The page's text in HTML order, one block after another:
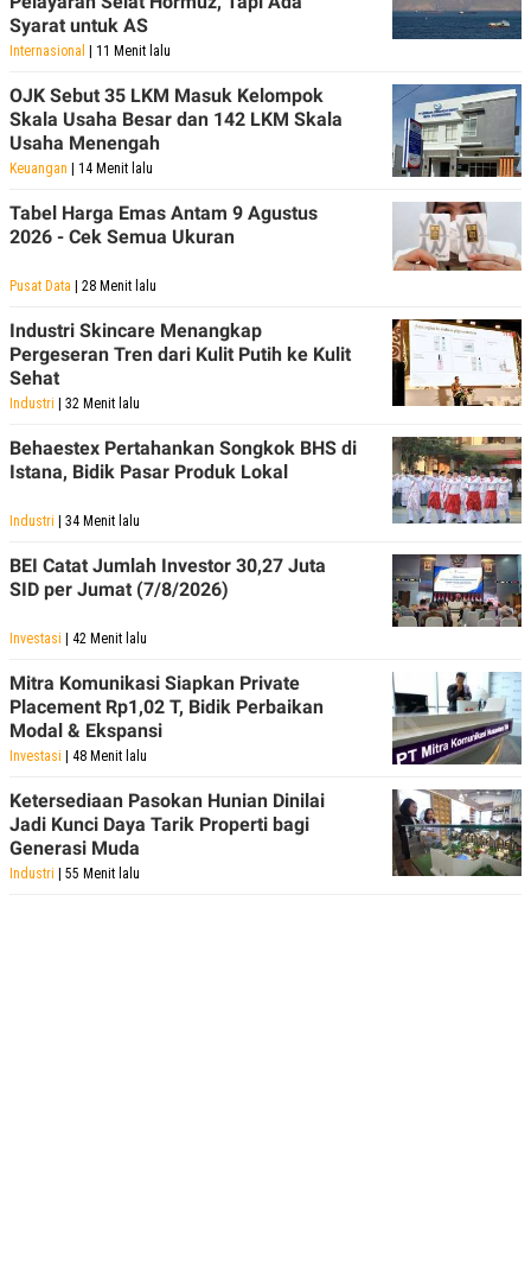
D
I
A
D
OF
USE
PEMBERITAAN
PRIVACY
POLICY
Syarat untuk AS
Internasional | 11 Menit lalu
OJK Sebut 35 LKM Masuk Kelompok
Skala Usaha Besar dan 142 LKM Skala
Usaha Menengah
Keuangan | 14 Menit lalu
Tabel Harga Emas Antam 9 Agustus
2026 - Cek Semua Ukuran
Pusat Data | 28 Menit lalu
Industri Skincare Menangkap
Pergeseran Tren dari Kulit Putih ke Kulit
Sehat
Industri | 32 Menit lalu
Behaestex Pertahankan Songkok BHS di
Istana, Bidik Pasar Produk Lokal
Industri | 34 Menit lalu
BEI Catat Jumlah Investor 30,27 Juta
SID per Jumat (7/8/2026)
Investasi | 42 Menit lalu
Mitra Komunikasi Siapkan Private
Placement Rp1,02 T, Bidik Perbaikan
Modal & Ekspansi
Investasi | 48 Menit lalu
Ketersediaan Pasokan Hunian Dinilai
Jadi Kunci Daya Tarik Properti bagi
Generasi Muda
Industri | 55 Menit lalu